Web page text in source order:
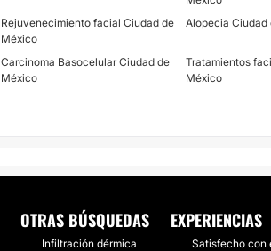
volumen de los labios no siempre
la zona, perfilamos el contorno y
minimamente invasivo, con
Rejuvenecimiento facial Ciudad de
México
Alopecia Ciudad
Carcinoma Basocelular Ciudad de
México
Tratamientos
México
OTRAS BÚSQUEDAS
Infiltración dérmica
EXPERIENCIAS
Satisfecho con